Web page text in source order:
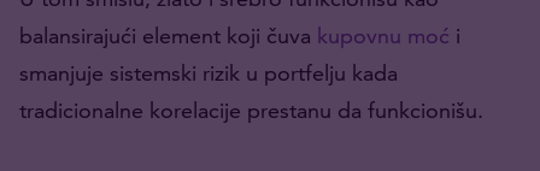
balansirajući element koji čuva kupovnu moć i
smanjuje sistemski rizik u portfelju kada
tradicionalne korelacije prestanu da funkcionišu.